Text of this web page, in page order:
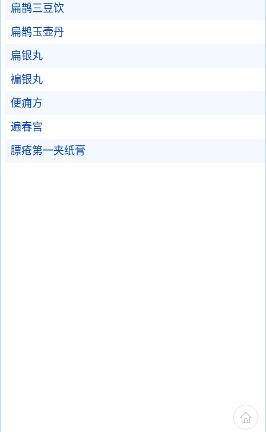
扁鹊三豆饮
扁鹊玉壶丹
扁银丸
褊银丸
便痈方
遍春宫
膘疮第一夹纸膏